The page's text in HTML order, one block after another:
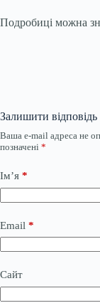
Подробиці можна
Залишити відповідь
Ваша e-mail адреса не
позначені *
Ім’я *
Email *
Сайт